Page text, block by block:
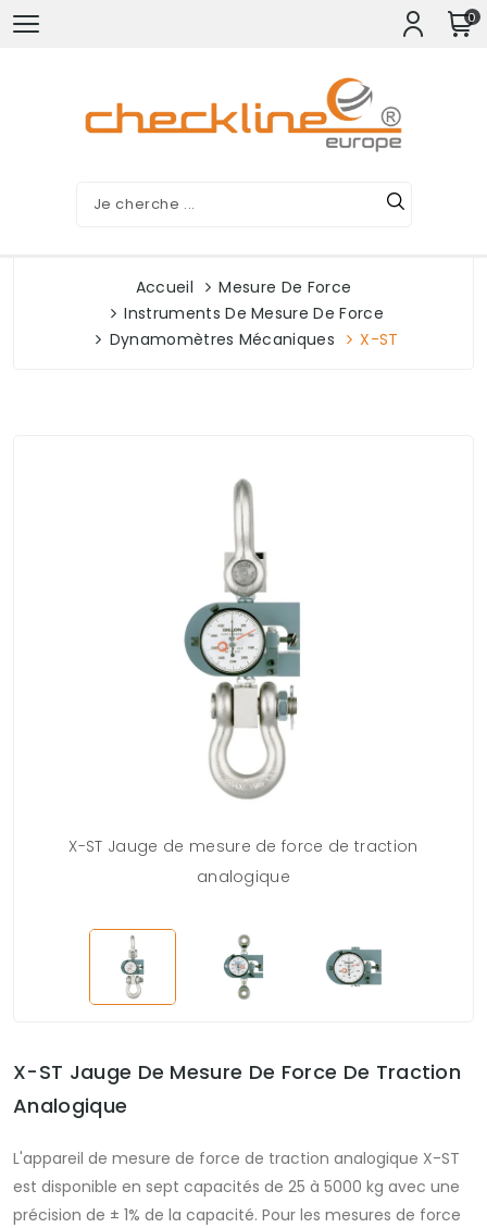
0
Accueil
Mesure De Force
Instruments De Mesure De Force
Dynamomètres Mécaniques
X-ST
X-ST Jauge de mesure de force de traction
analogique
X-ST Jauge De Mesure De Force De Traction
Analogique
L'appareil de mesure de force de traction analogique X-ST
est disponible en sept capacités de 25 à 5000 kg avec une
précision de ± 1% de la capacité. Pour les mesures de force